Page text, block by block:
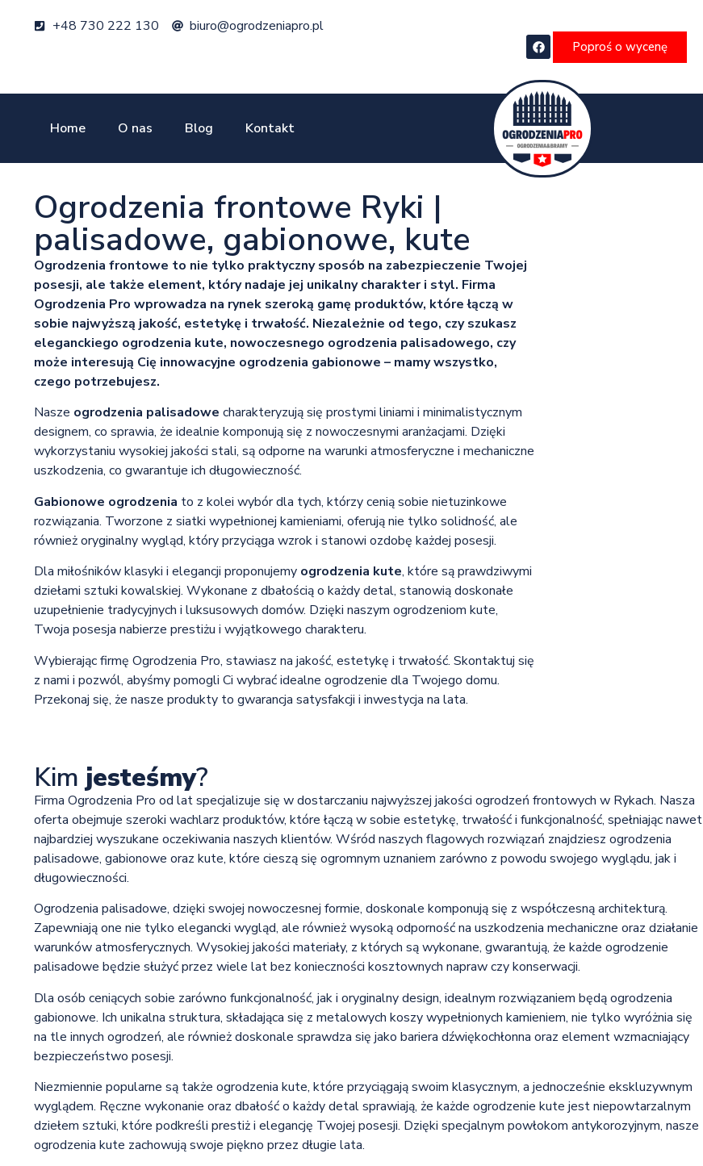
+48 730 222 130 biuro@ogrodzeniapro.pl
Poproś o wycenę
Home O nas Blog Kontakt
Ogrodzenia frontowe Ryki |
palisadowe, gabionowe, kute
Ogrodzenia frontowe to nie tylko praktyczny sposób na zabezpieczenie Twojej
posesji, ale także element, który nadaje jej unikalny charakter i styl. Firma
Ogrodzenia Pro wprowadza na rynek szeroką gamę produktów, które łączą w
sobie najwyższą jakość, estetykę i trwałość. Niezależnie od tego, czy szukasz
eleganckiego ogrodzenia kute, nowoczesnego ogrodzenia palisadowego, czy
może interesują Cię innowacyjne ogrodzenia gabionowe – mamy wszystko,
czego potrzebujesz.
Nasze ogrodzenia palisadowe charakteryzują się prostymi liniami i minimalistycznym
designem, co sprawia, że idealnie komponują się z nowoczesnymi aranżacjami. Dzięki
wykorzystaniu wysokiej jakości stali, są odporne na warunki atmosferyczne i mechaniczne
uszkodzenia, co gwarantuje ich długowieczność.
Gabionowe ogrodzenia to z kolei wybór dla tych, którzy cenią sobie nietuzinkowe
rozwiązania. Tworzone z siatki wypełnionej kamieniami, oferują nie tylko solidność, ale
również oryginalny wygląd, który przyciąga wzrok i stanowi ozdobę każdej posesji.
Dla miłośników klasyki i elegancji proponujemy ogrodzenia kute, które są prawdziwymi
dziełami sztuki kowalskiej. Wykonane z dbałością o każdy detal, stanowią doskonałe
uzupełnienie tradycyjnych i luksusowych domów. Dzięki naszym ogrodzeniom kute,
Twoja posesja nabierze prestiżu i wyjątkowego charakteru.
Wybierając firmę Ogrodzenia Pro, stawiasz na jakość, estetykę i trwałość. Skontaktuj się
z nami i pozwól, abyśmy pomogli Ci wybrać idealne ogrodzenie dla Twojego domu.
Przekonaj się, że nasze produkty to gwarancja satysfakcji i inwestycja na lata.
Kim jesteśmy?
Firma Ogrodzenia Pro od lat specjalizuje się w dostarczaniu najwyższej jakości ogrodzeń frontowych w Rykach. Nasza
oferta obejmuje szeroki wachlarz produktów, które łączą w sobie estetykę, trwałość i funkcjonalność, spełniając nawet
najbardziej wyszukane oczekiwania naszych klientów. Wśród naszych flagowych rozwiązań znajdziesz ogrodzenia
palisadowe, gabionowe oraz kute, które cieszą się ogromnym uznaniem zarówno z powodu swojego wyglądu, jak i
długowieczności.
Ogrodzenia palisadowe, dzięki swojej nowoczesnej formie, doskonale komponują się z współczesną architekturą.
Zapewniają one nie tylko elegancki wygląd, ale również wysoką odporność na uszkodzenia mechaniczne oraz działanie
warunków atmosferycznych. Wysokiej jakości materiały, z których są wykonane, gwarantują, że każde ogrodzenie
palisadowe będzie służyć przez wiele lat bez konieczności kosztownych napraw czy konserwacji.
Dla osób ceniących sobie zarówno funkcjonalność, jak i oryginalny design, idealnym rozwiązaniem będą ogrodzenia
gabionowe. Ich unikalna struktura, składająca się z metalowych koszy wypełnionych kamieniem, nie tylko wyróżnia się
na tle innych ogrodzeń, ale również doskonale sprawdza się jako bariera dźwiękochłonna oraz element wzmacniający
bezpieczeństwo posesji.
Niezmiennie popularne są także ogrodzenia kute, które przyciągają swoim klasycznym, a jednocześnie ekskluzywnym
wyglądem. Ręczne wykonanie oraz dbałość o każdy detal sprawiają, że każde ogrodzenie kute jest niepowtarzalnym
dziełem sztuki, które podkreśli prestiż i elegancję Twojej posesji. Dzięki specjalnym powłokom antykorozyjnym, nasze
ogrodzenia kute zachowują swoje piękno przez długie lata.